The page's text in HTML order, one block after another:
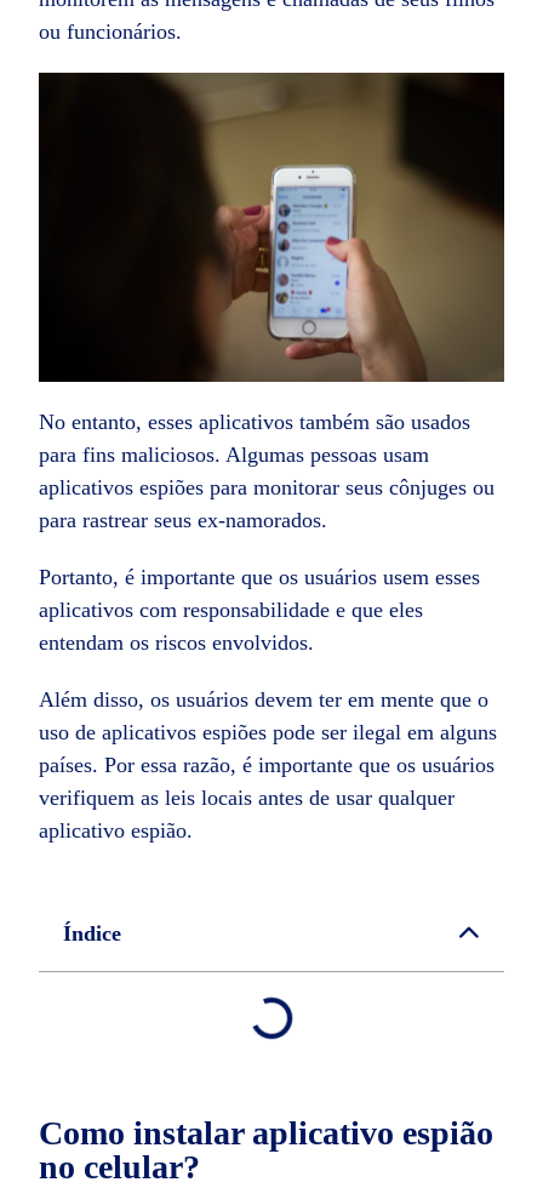
ou funcionários.
No entanto, esses aplicativos também são usados
para fins maliciosos. Algumas pessoas usam
aplicativos espiões para monitorar seus cônjuges ou
para rastrear seus ex-namorados.
Portanto, é importante que os usuários usem esses
aplicativos com responsabilidade e que eles
entendam os riscos envolvidos.
Além disso, os usuários devem ter em mente que o
uso de aplicativos espiões pode ser ilegal em alguns
países. Por essa razão, é importante que os usuários
verifiquem as leis locais antes de usar qualquer
aplicativo espião.
Índice
Como instalar aplicativo espião
no celular?